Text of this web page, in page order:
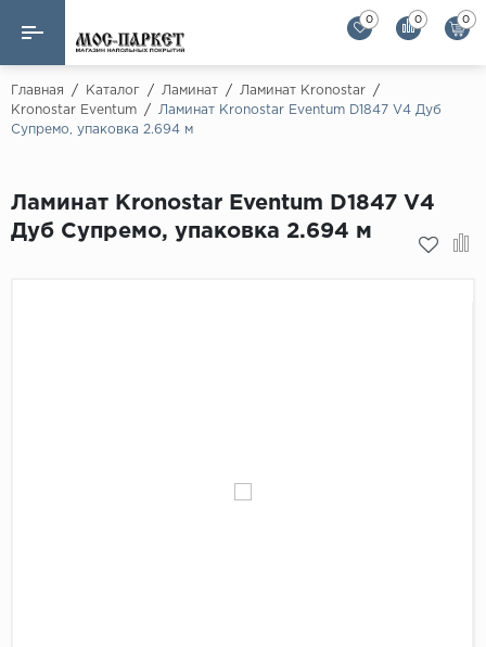
Назад
Ламинат
Назад
Alloc
Alpine Floor
Паркетная доска
0 0 0
Главная / Каталог / Ламинат / Ламинат Kronostar
/
Kronostar Eventum
/
Ламинат Kronostar Eventum D1847 V4 Дуб
Супремо, упаковка 2.694 м
Ламинат Kronostar Eventum D1847 V4
Дуб Супремо, упаковка 2.694 м